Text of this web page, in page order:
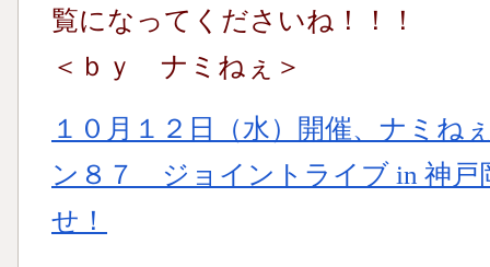
覧になってくださいね！！！
＜ｂｙ ナミねぇ＞
１０月１２日（水）開催、ナミね
ン８７ ジョイントライブ in 神戸
せ！